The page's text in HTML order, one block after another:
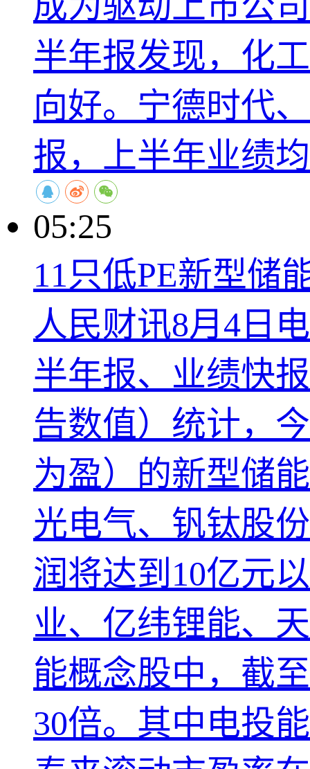
半年报发现，化
向好。宁德时代
报，上半年业绩
05:25
11只低PE新型储
人民财讯8月4日
半年报、业绩快
告数值）统计，
为盈）的新型储
光电气、钒钛股
润将达到10亿元
业、亿纬锂能、
能概念股中，截
30倍。其中电投